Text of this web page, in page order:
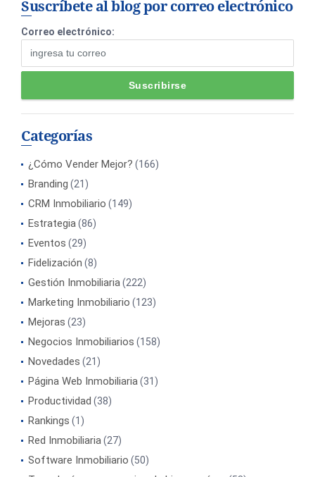
Suscríbete al blog por correo electrónico
Correo electrónico:
Categorías
¿Cómo Vender Mejor? (166)
Branding (21)
CRM Inmobiliario (149)
Estrategia(86)
Eventos (29)
Fidelización (8)
Gestión Inmobiliaria(222)
Marketing Inmobiliario (123)
Mejoras (23)
Negocios Inmobiliarios (158)
Novedades (21)
Página Web Inmobiliaria(31)
Productividad (38)
Rankings (1)
Red Inmobiliaria(27)
Software Inmobiliario (50)